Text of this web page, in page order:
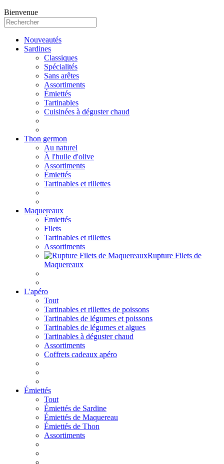
Bienvenue
Nouveautés
Sardines
Classiques
Spécialités
Sans arêtes
Assortiments
Émiettés
Tartinables
Cuisinées à déguster chaud
Thon germon
Au naturel
À l'huile d'olive
Assortiments
Émiettés
Tartinables et rillettes
Maquereaux
Émiettés
Filets
Tartinables et rillettes
Assortiments
Rupture Filets de
Maquereaux
L'apéro
Tout
Tartinables et rillettes de poissons
Tartinables de légumes et poissons
Tartinables de légumes et algues
Tartinables à déguster chaud
Assortiments
Coffrets cadeaux apéro
Émiettés
Tout
Émiettés de Sardine
Émiettés de Maquereau
Émiettés de Thon
Assortiments